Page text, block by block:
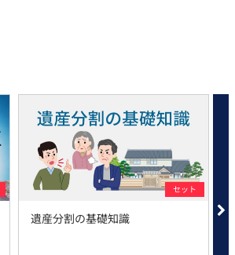
セット
遺産分割の基礎知識